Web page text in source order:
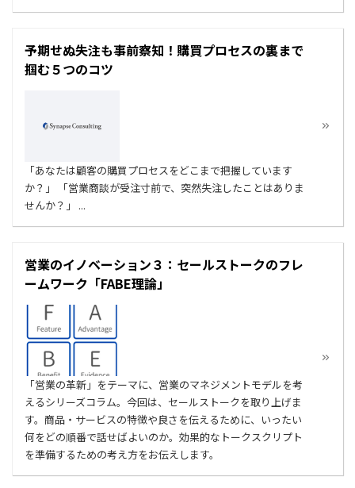
予期せぬ失注も事前察知！購買プロセスの裏まで
掴む５つのコツ
「あなたは顧客の購買プロセスをどこまで把握しています
か？」 「営業商談が受注寸前で、突然失注したことはありま
せんか？」 ...
営業のイノベーション３：セールストークのフレ
ームワーク「FABE理論」
「営業の革新」をテーマに、営業のマネジメントモデルを考
えるシリーズコラム。今回は、セールストークを取り上げま
す。商品・サービスの特徴や良さを伝えるために、いったい
何をどの順番で話せばよいのか。効果的なトークスクリプト
を準備するための考え方をお伝えします。